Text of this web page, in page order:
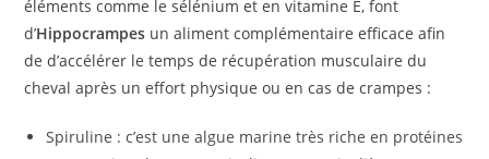
éléments comme le sélénium et en vitamine E, font
d’Hippocrampes un aliment complémentaire efficace afin
de d’accélérer le temps de récupération musculaire du
cheval après un effort physique ou en cas de crampes :
Spiruline : c’est une algue marine très riche en protéines